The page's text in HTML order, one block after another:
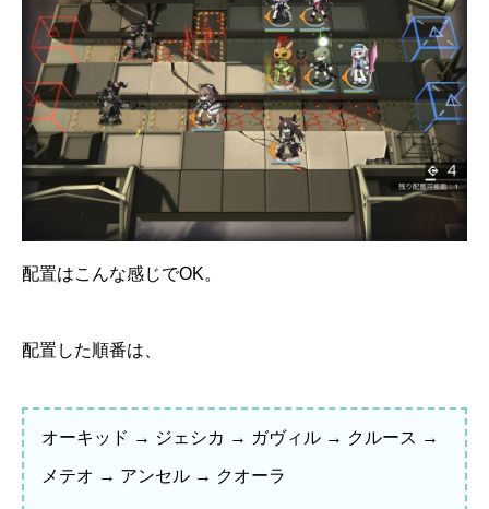
配置はこんな感じでOK。
配置した順番は、
オーキッド → ジェシカ → ガヴィル → クルース →
メテオ → アンセル → クオーラ